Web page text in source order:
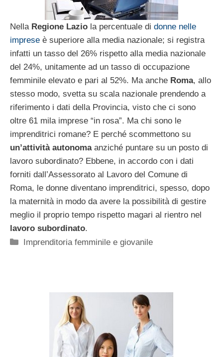
Nella Regione Lazio la percentuale di donne nelle
imprese è superiore alla media nazionale; si registra
infatti un tasso del 26% rispetto alla media nazionale
del 24%, unitamente ad un tasso di occupazione
femminile elevato e pari al 52%. Ma anche Roma, allo
stesso modo, svetta su scala nazionale prendendo a
riferimento i dati della Provincia, visto che ci sono
oltre 61 mila imprese “in rosa”. Ma chi sono le
imprenditrici romane? E perché scommettono su
un’attività autonomaanziché puntare su un posto di
lavoro subordinato? Ebbene, in accordo con i dati
forniti dall’Assessorato al Lavoro del Comune di
Roma, le donne diventano imprenditrici, spesso, dopo
la maternità in modo da avere la possibilità di gestire
meglio il proprio tempo rispetto magari al rientro nel
lavoro subordinato.
Categorie
Imprenditoria femminile e giovanile